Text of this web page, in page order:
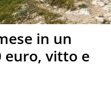
in un
euro, vitto e